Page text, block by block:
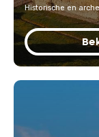
Historische en